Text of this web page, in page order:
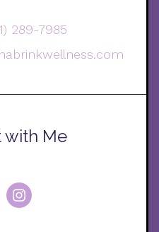
289-7985
with Me